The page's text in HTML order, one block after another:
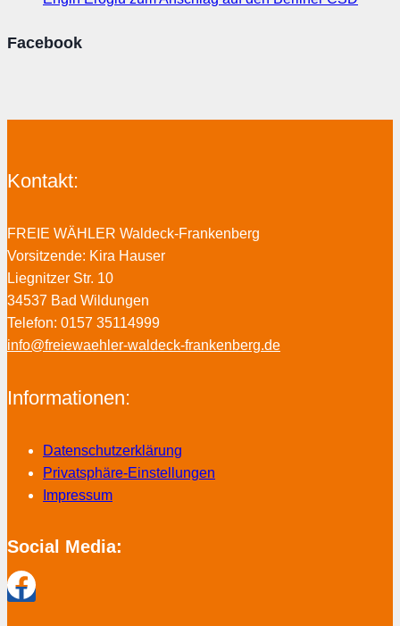
Facebook
Kontakt:
FREIE WÄHLER Waldeck-Frankenberg
Vorsitzende: Kira Hauser
Liegnitzer Str. 10
34537 Bad Wildungen
Telefon: 0157 35114999
info@freiewaehler-waldeck-frankenberg.de
Informationen:
Datenschutzerklärung
Privatsphäre-Einstellungen
Impressum
Social Media: